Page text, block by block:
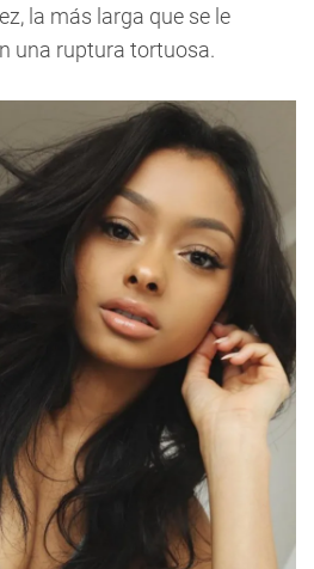
la más larga que se le
una ruptura tortuosa.